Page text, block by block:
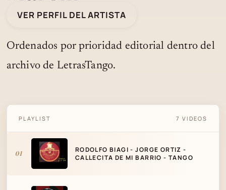
VER PERFIL DEL ARTISTA
Ordenados por prioridad editorial dentro del
archivo de LetrasTango.
CALLECITA DE MI BARRIO - TANGO
PLAYLIST 7 VIDEOS
01
RODOLFO BIAGI - JORGE ORTIZ -
CALLECITA DE MI BARRIO - TANGO